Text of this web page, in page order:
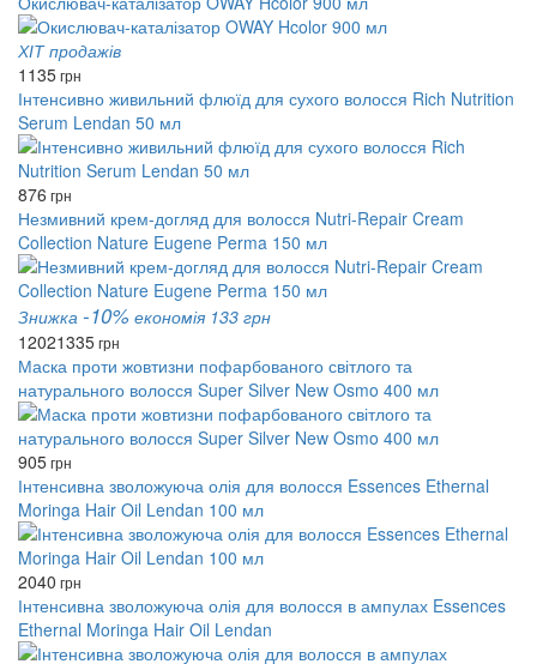
ХІТ продажів
1135грн
Інтенсивно живильний флюїд для сухого волосся Rich Nutrition
Serum Lendan 50 мл
876 грн
Незмивний крем-догляд для волосся Nutri-Repair Cream
Collection Nature Eugene Perma 150 мл
Знижка -10% економія 133 грн
12021335грн
Маска проти жовтизни пофарбованого світлого та
натурального волосся Super Silver New Osmo 400 мл
905грн
Інтенсивна зволожуюча олія для волосся Essences Ethernal
Moringa Hair Oil Lendan 100 мл
2040 грн
Інтенсивна зволожуюча олія для волосся в ампулах Essences
Ethernal Moringa Hair Oil Lendan